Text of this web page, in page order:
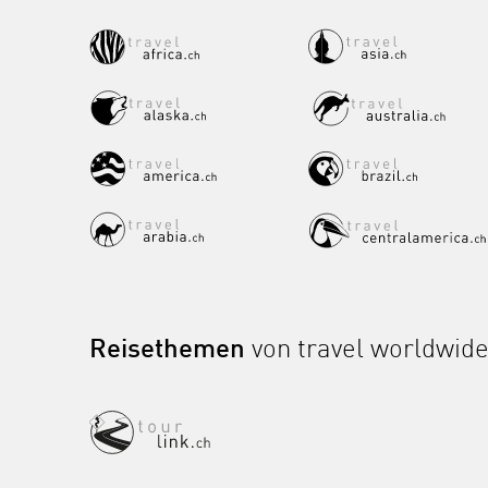
Reisethemen von travel worldwide